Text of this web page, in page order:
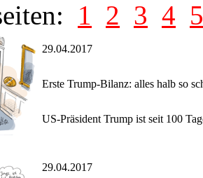
1 2 3 4 5
29.04.2017
Erste Trump-Bilanz: alles halb so
US-Präsident Trump ist seit 100
29.04.2017